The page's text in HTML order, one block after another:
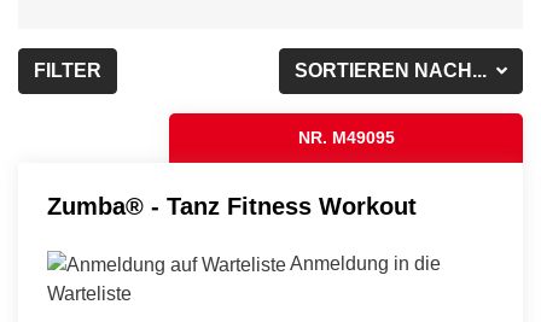
SORTIEREN NACH...
FILTER
NR. M49095
Zumba® - Tanz Fitness Workout
Anmeldung in die
Warteliste